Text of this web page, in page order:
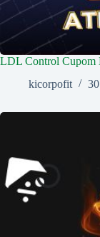
LDL Control Cupom
kicorpofit